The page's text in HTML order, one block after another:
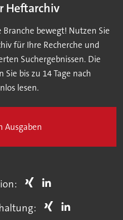
Heftarchiv
Branche bewegt! Nutzen Sie
für Ihre Recherche und
Suchergebnissen. Die
bis zu 14 Tage nach
lesen.
Ausgaben